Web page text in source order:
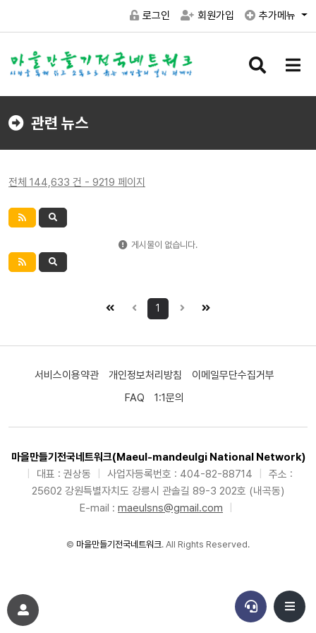
로그인 회원가입 추가메뉴
검
버
메
버
관련 뉴스
전체 144,633 건 - 9219 페이지
게시물이 없습니다.
1
서비스이용약관 개인정보처리방침
이메일무단수집거부
FAQ
1:1문의
마을만들기전국네트워크(Maeul-mandeulgi National Network)
대표 : 권상동 사업자등록번호 : 404-82-88714
주소 :
25602 강원특별자치도 강릉시 관솔길 89-3 202호 (내곡동)
E-mail : maeulsns@gmail.com
© 마을만들기전국네트워크. All Rights Reserved.